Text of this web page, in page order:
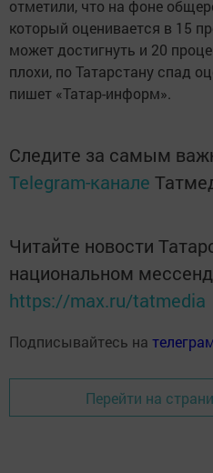
отметили, что на фоне
который оценивается в 15
может достигнуть и 20
плохи, по Татарстану спад
пишет «Татар-информ».
Следите за самым
Telegram-канале
Читайте новости
национальном
https://max.ru/tatmedia
Подписывайтесь на
Перейти на